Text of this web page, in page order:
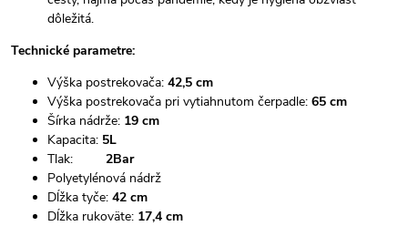
dôležitá.
Technické parametre:
Výška postrekovača: 42,5 cm
Výška postrekovača pri vytiahnutom čerpadle: 65 cm
Šírka nádrže: 19 cm
Kapacita: 5L
Tlak: 2Bar
Polyetylénová nádrž
Dĺžka tyče: 42 cm
Dĺžka rukoväte: 17,4 cm